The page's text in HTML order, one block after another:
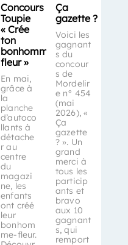
Concours
Toupie
« Crée
ton
bonhomme-
fleur »
En mai,
grâce à
la
planche
d’autoco
llants à
détache
r au
centre
du
magazi
ne, les
enfants
ont créé
leur
bonhom
me-fleur.
Ça
gazette ?
Voici les
gagnant
s du
concour
s de
Mordelir
e n° 454
(mai
2026), «
Ça
gazette
? ». Un
grand
merci à
tous les
particip
ants et
bravo
aux 10
gagnant
s, qui
remport